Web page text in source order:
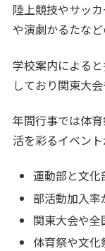
陸上競技やサッ
や演劇かるたな
学校案内による
しており関東大
年間行事では体
活を彩るイベント
運動部と文
部活動加入率
関東大会や
体育祭や文